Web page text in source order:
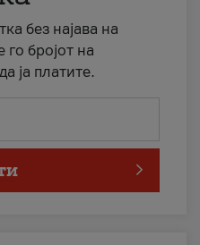
без најава на
бројот на
ја платите.